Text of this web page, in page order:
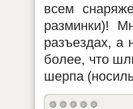
всем
разминки)!
разъездах, а
более, что
шерпа